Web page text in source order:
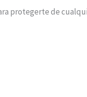
protegerte de